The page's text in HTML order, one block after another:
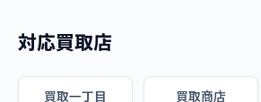
対応買取店
買取一丁目 買取商店